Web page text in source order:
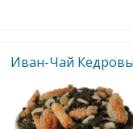
Иван-Чай